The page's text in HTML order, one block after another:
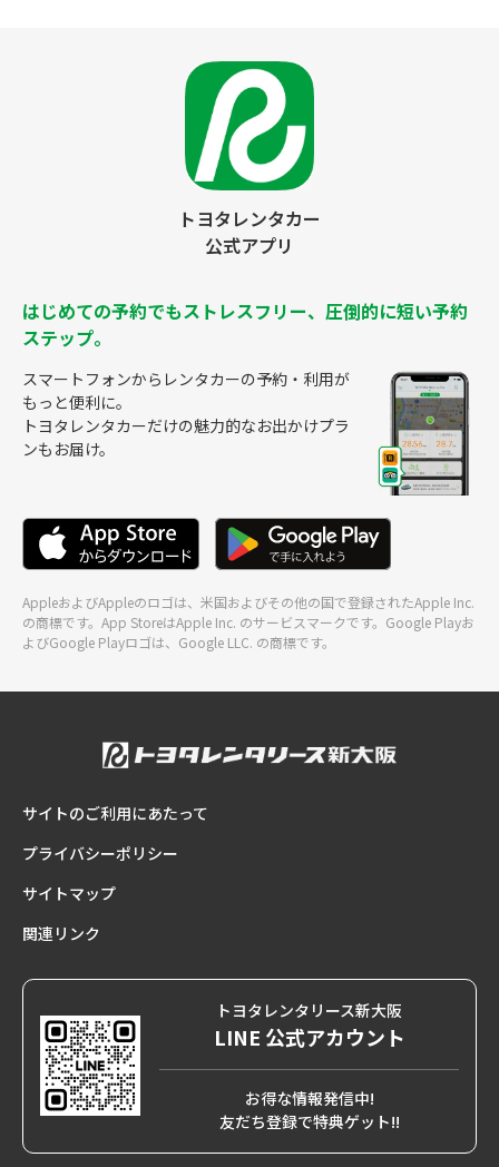
トヨタレンタカー
公式アプリ
はじめての予約でもストレスフリー、圧倒的に短い予約
ステップ。
スマートフォンからレンタカーの予約・利用が
もっと便利に。
トヨタレンタカーだけの魅力的なお出かけプラ
ンもお届け。
AppleおよびAppleのロゴは、米国およびその他の国で登録されたApple Inc.
の商標です。App StoreはApple Inc. のサービスマークです。Google Playお
よびGoogle Playロゴは、Google LLC. の商標です。
サイトのご利用にあたって
プライバシーポリシー
サイトマップ
関連リンク
トヨタレンタリース新大阪
LINE 公式アカウント
お得な情報発信中!
友だち登録で特典ゲット!!